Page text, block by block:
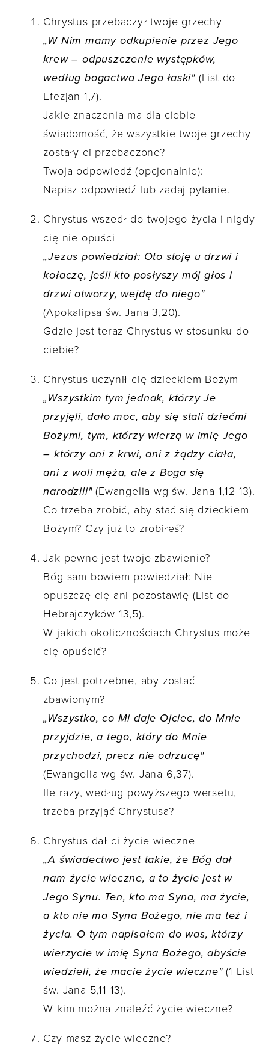
Chrystus przebaczył twoje grzechy
„W Nim mamy odkupienie przez Jego
krew – odpuszczenie występków,
według bogactwa Jego łaski" (List do
Efezjan 1,7).
Jakie znaczenia ma dla ciebie
świadomość, że wszystkie twoje grzechy
zostały ci przebaczone?
Twoja odpowiedź (opcjonalnie):
Napisz odpowiedź lub zadaj pytanie.
Chrystus wszedł do twojego życia i nigdy
cię nie opuści
„Jezus powiedział: Oto stoję u drzwi i
kołaczę, jeśli kto posłyszy mój głos i
drzwi otworzy, wejdę do niego"
(Apokalipsa św. Jana 3,20).
Gdzie jest teraz Chrystus w stosunku do
ciebie?
Chrystus uczynił cię dzieckiem Bożym
„Wszystkim tym jednak, którzy Je
przyjęli, dało moc, aby się stali dziećmi
Bożymi, tym, którzy wierzą w imię Jego
– którzy ani z krwi, ani z żądzy ciała,
ani z woli męża, ale z Boga się
narodzili"(Ewangelia wg św. Jana 1,12-13).
Co trzeba zrobić, aby stać się dzieckiem
Bożym? Czy już to zrobiłeś?
Jak pewne jest twoje zbawienie?
Bóg sam bowiem powiedział: Nie
opuszczę cię ani pozostawię (List do
Hebrajczyków 13,5).
W jakich okolicznościach Chrystus może
cię opuścić?
Co jest potrzebne, aby zostać
zbawionym?
„Wszystko, co Mi daje Ojciec, do Mnie
przyjdzie, a tego, który do Mnie
przychodzi, precz nie odrzucę"
(Ewangelia wg św. Jana 6,37).
Ile razy, według powyższego wersetu,
trzeba przyjąć Chrystusa?
Chrystus dał ci życie wieczne
„A świadectwo jest takie, że Bóg dał
nam życie wieczne, a to życie jest w
Jego Synu. Ten, kto ma Syna, ma życie,
a kto nie ma Syna Bożego, nie ma też i
życia. O tym napisałem do was, którzy
wierzycie w imię Syna Bożego, abyście
wiedzieli, że macie życie wieczne"(1 List
św. Jana 5,11-13).
W kim można znaleźć życie wieczne?
Czy masz życie wieczne?